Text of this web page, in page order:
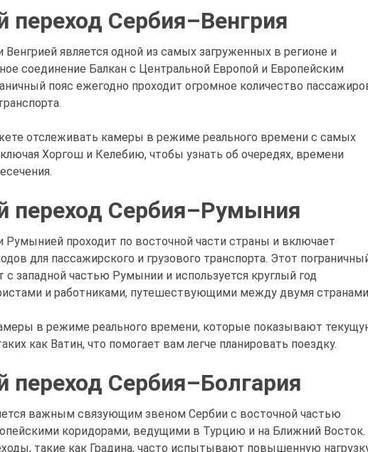
переход Сербия–Венгрия
Венгрией является одной из самых загруженных в регионе и
соединение Балкан с Центральной Европой и Европейским
пояс ежегодно проходит огромное количество
отслеживать камеры в режиме реального времени с самых
Хоргош и Келебию, чтобы узнать об очередях, времени
переход Сербия–Румыния
Румынией проходит по восточной части страны и включает
для пассажирского и грузового транспорта. Этот
с западной частью Румынии и используется круглый год
и работниками, путешествующими между двумя
в режиме реального времени, которые показывают
как Ватин, что помогает вам легче планировать поездку.
переход Сербия–Болгария
важным связующим звеном Сербии с восточной частью
коридорами, ведущими в Турцию и на Ближний Восток.
такие как Градина, часто испытывают повышенную